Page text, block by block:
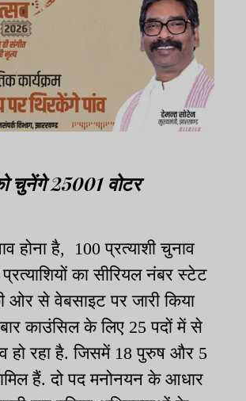
चुनेंगे 25001 वोटर
होना है, 100 प्रत्याशी चुनाव
का सीरियल नंबर स्टेट
ओर से वेबसाइट पर जारी किया
काउंसिल के लिए 25 पदों में से
हो रहा है. जिसमें 18 पुरुष और 5
हैं. दो पद मनोनयन के आधार